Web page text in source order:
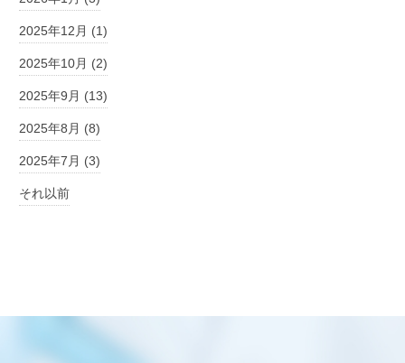
2025年12月 (1)
2025年10月 (2)
2025年9月 (13)
2025年8月 (8)
2025年7月 (3)
それ以前